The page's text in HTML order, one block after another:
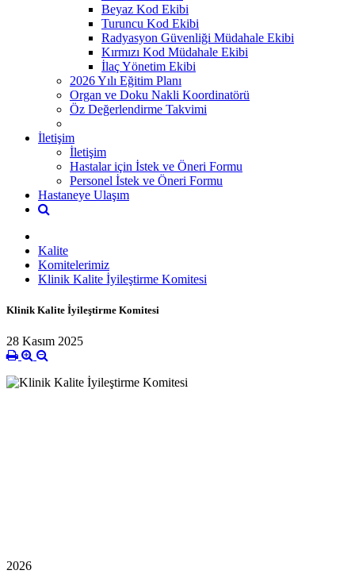
Beyaz Kod Ekibi
Turuncu Kod Ekibi
Radyasyon Güvenliği Müdahale Ekibi
Kırmızı Kod Müdahale Ekibi
İlaç Yönetim Ekibi
2026 Yılı Eğitim Planı
Organ ve Doku Nakli Koordinatörü
Öz Değerlendirme Takvimi
İletişim
İletişim
Hastalar için İstek ve Öneri Formu
Personel İstek ve Öneri Formu
Hastaneye Ulaşım
Kalite
Komitelerimiz
Klinik Kalite İyileştirme Komitesi
Klinik Kalite İyileştirme Komitesi
28 Kasım 2025
2026